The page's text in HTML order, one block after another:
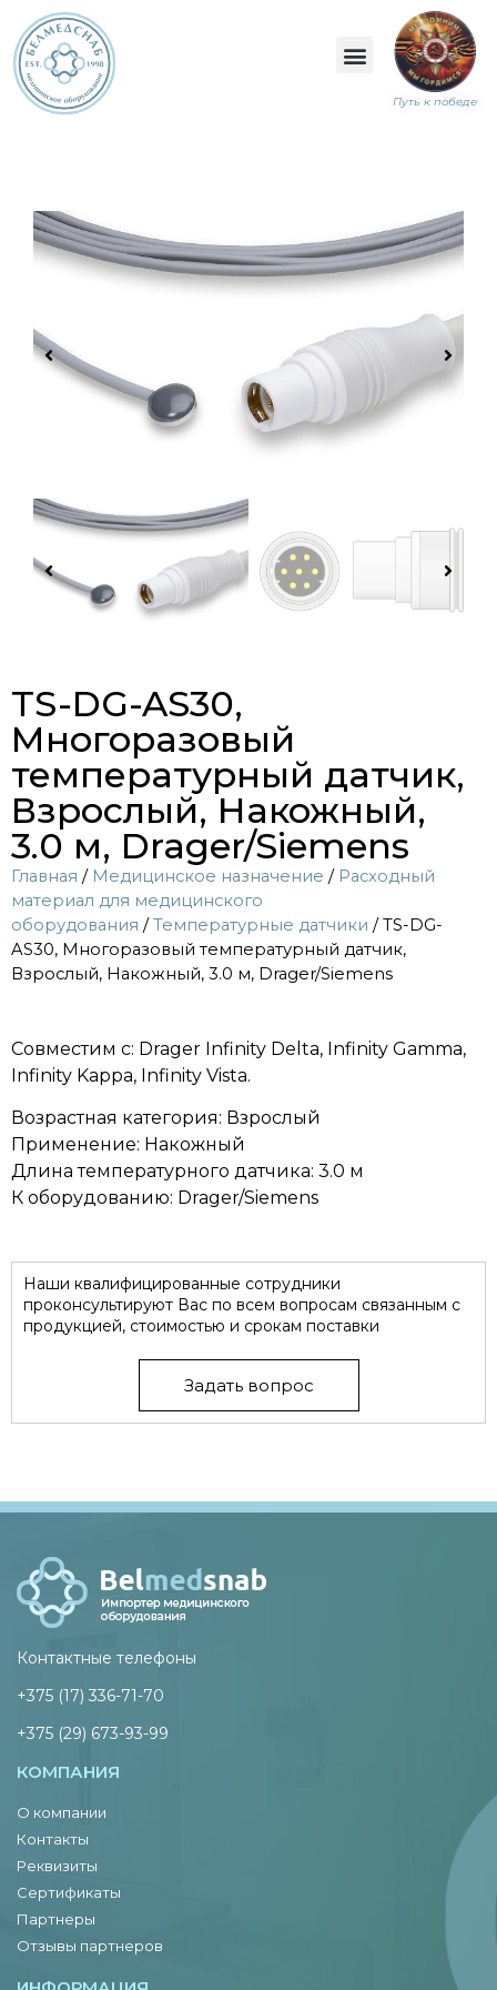
Путь к победе
TS-DG-AS30,
Многоразовый
температурный датчик,
Взрослый, Накожный,
3.0 м, Drager/Siemens
Главная / Медицинское назначение / Расходный
материал для медицинского
оборудования /Температурные датчики / TS-DG-
AS30, Многоразовый температурный датчик,
Взрослый, Накожный, 3.0 м, Drager/Siemens
Совместим с: Drager Infinity Delta, Infinity Gamma,
Infinity Kappa, Infinity Vista.
Возрастная категория: Взрослый
Применение: Накожный
Длина температурного датчика: 3.0 м
К оборудованию: Drager/Siemens
Наши квалифицированные сотрудники
проконсультируют Вас по всем вопросам связанным с
продукцией, стоимостью и срокам поставки
Задать вопрос
Контактные телефоны
+375 (17) 336-71-70
+375 (29) 673-93-99
КОМПАНИЯ
О компании
Контакты
Реквизиты
Сертификаты
Партнеры
Отзывы партнеров